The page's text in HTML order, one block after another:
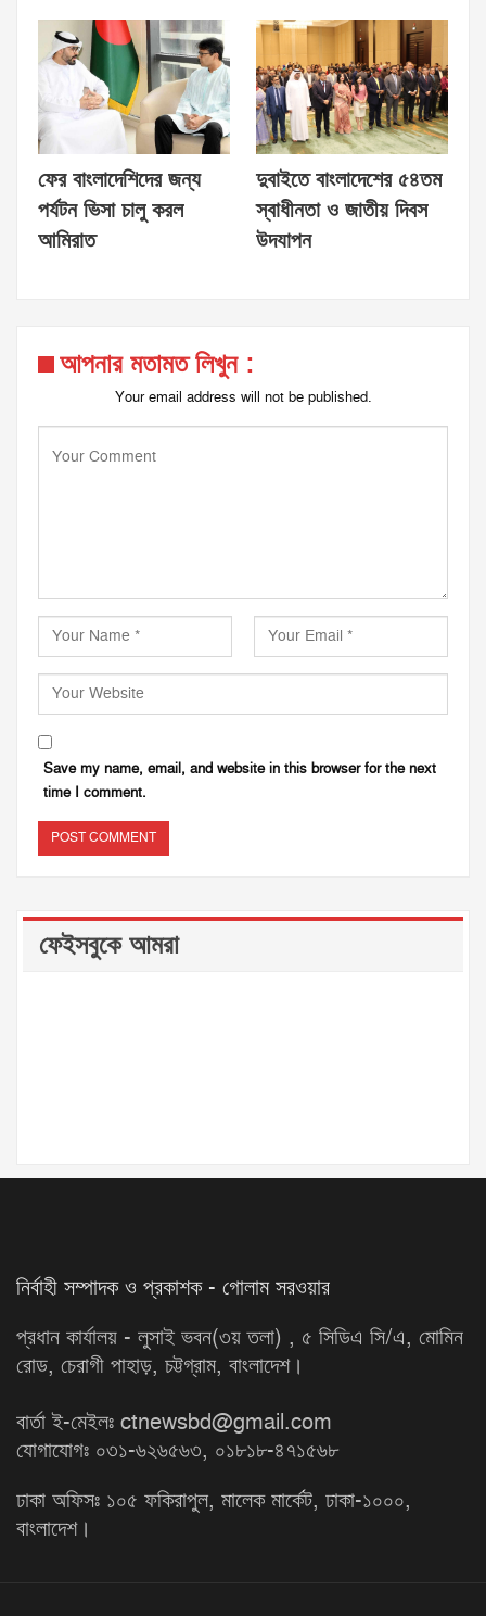
ফের বাংলাদেশিদের জন্য
পর্যটন ভিসা চালু করল
আমিরাত
দুবাইতে বাংলাদেশের ৫৪তম
স্বাধীনতা ও জাতীয় দিবস
উদযাপন
আপনার মতামত লিখুন :
Your email address will not be published.
Save my name, email, and website in this browser for the next
time I comment.
ফেইসবুকে আমরা
নির্বাহী সম্পাদক ও প্রকাশক - গোলাম সরওয়ার
প্রধান কার্যালয় - লুসাই ভবন(৩য় তলা) , ৫ সিডিএ সি/এ, মোমিন
রোড, চেরাগী পাহাড়, চট্টগ্রাম, বাংলাদেশ।
বার্তা ই-মেইলঃ ctnewsbd@gmail.com
যোগাযোগঃ ০৩১-৬২৬৫৬৩, ০১৮১৮-৪৭১৫৬৮
ঢাকা অফিসঃ ১০৫ ফকিরাপুল, মালেক মার্কেট, ঢাকা-১০০০,
বাংলাদেশ।